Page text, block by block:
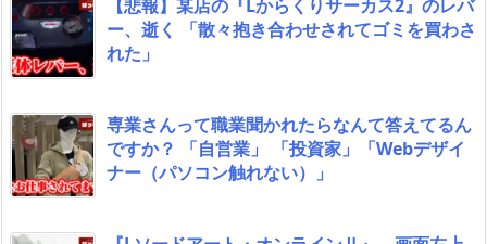
【悲報】某店の『Lからくりサーカス2』のレバ
ー、逝く 「散々抱き合わせされてゴミを買わさ
れた」
専業さんって職業聞かれたらなんて答えてるん
ですか？ 「自営業」 「投資家」「Webデザイ
ナー（パソコン触れない）」